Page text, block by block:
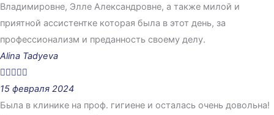
Владимировне, Элле Александровне, а также милой и
приятной ассистентке которая была в этот день, за
профессионализм и преданность своему делу.
Alina Tadyeva

15 февраля 2024
Была в клинике на проф. гигиене и осталась очень довольна!